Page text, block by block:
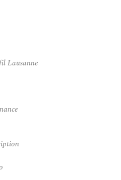
Lausanne